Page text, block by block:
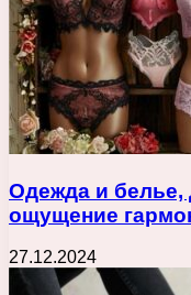
Одежда и
ощущение
27.12.2024